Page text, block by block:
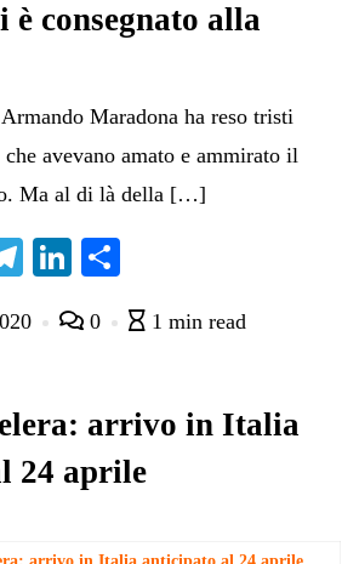
è consegnato alla
Maradona ha reso tristi
avevano amato e ammirato il
Ma al di là della […]
Te
gr
m
Li
ed
di
di
0 1 min read
arrivo in Italia
24 aprile